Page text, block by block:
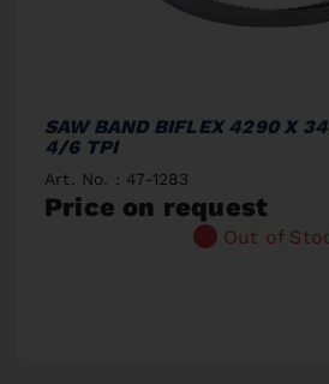
SAW BAND BIFLEX 4290 X 34
4/6 TPI
Art. No. : 47-1283
Price on request
Out of